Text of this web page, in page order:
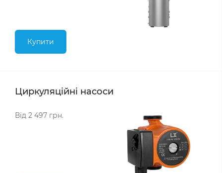
Купити
Циркуляційні насоси
Від 2 497 грн.